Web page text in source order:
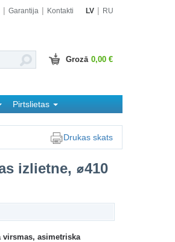
Garantija Kontakti LV RU
Grozā 0,00 €
Pirtslietas
Drukas skats
izlietne, ⌀410
virsmas, asimetriska